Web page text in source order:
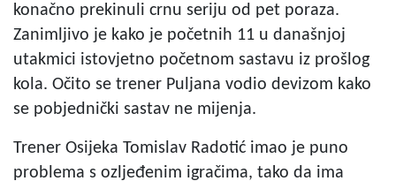
konačno prekinuli crnu seriju od pet poraza.
Zanimljivo je kako je početnih 11 u današnjoj
utakmici istovjetno početnom sastavu iz prošlog
kola. Očito se trener Puljana vodio devizom kako
se pobjednički sastav ne mijenja.
Trener Osijeka Tomislav Radotić imao je puno
problema s ozljeđenim igračima, tako da ima